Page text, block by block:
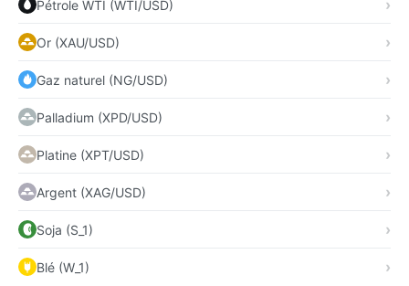
Pétrole WTI (WTI/USD)
Or (XAU/USD)
Gaz naturel (NG/USD)
Palladium (XPD/USD)
Platine (XPT/USD)
Argent (XAG/USD)
Soja (S_1)
Blé (W_1)